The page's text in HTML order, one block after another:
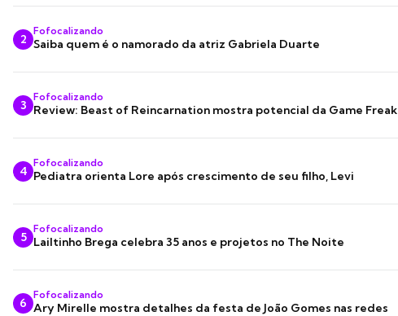
2
Fofocalizando
Saiba quem é o namorado da atriz Gabriela Duarte
3
Fofocalizando
Review: Beast of Reincarnation mostra potencial da Game Freak
4
Fofocalizando
Pediatra orienta Lore após crescimento de seu filho, Levi
5
Fofocalizando
Lailtinho Brega celebra 35 anos e projetos no The Noite
6
Fofocalizando
Ary Mirelle mostra detalhes da festa de João Gomes nas redes